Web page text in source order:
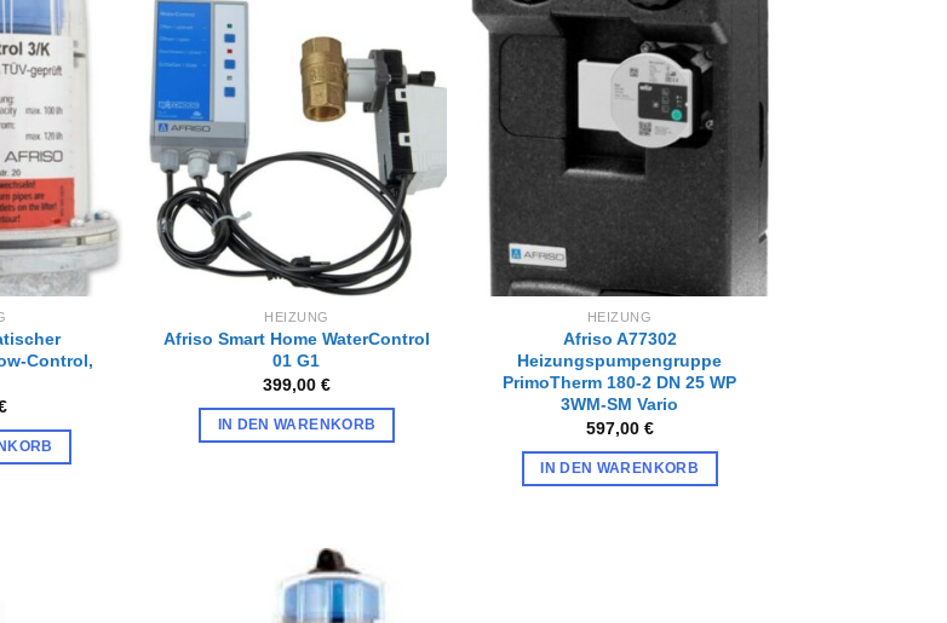
Zur
Wunschliste
Control,
Zur
Wunschliste
hinzufügen
HEIZUNG
Afriso Smart Home WaterControl
01 G1
399,00 €
IN DEN WARENKORB
Zur
Wunschliste
hinzufügen
HEIZUNG
Afriso A77302
Heizungspumpengruppe
PrimoTherm 180-2 DN 25 WP
3WM-SM Vario
597,00 €
IN DEN WARENKORB